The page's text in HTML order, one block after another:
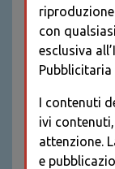
con
esclusiva
Pubblicitaria
I contenuti
ivi
attenzione.
e